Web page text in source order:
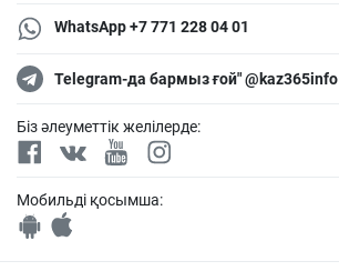
WhatsApp +7 771 228 04 01
Telegram-да бармыз ғой" @kaz365info
Біз әлеуметтік желілерде:
Мобильді қосымша: